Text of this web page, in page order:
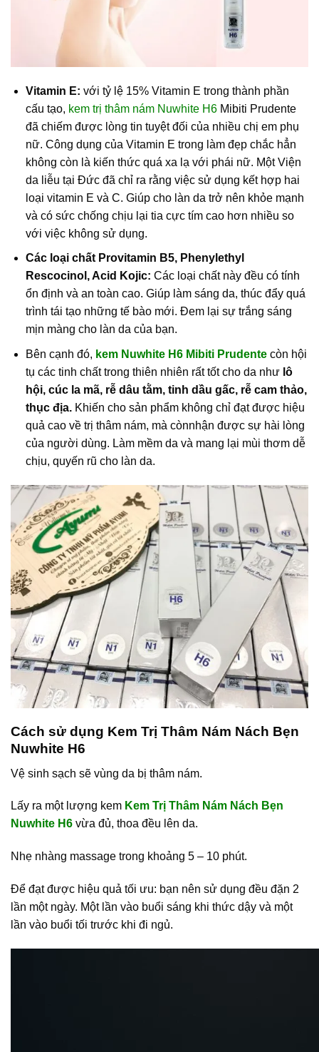
Vitamin E: với tỷ lệ 15% Vitamin E trong thành phần
cấu tạo, kem trị thâm nám Nuwhite H6 Mibiti Prudente
đã chiếm được lòng tin tuyệt đối của nhiều chị em phụ
nữ. Công dụng của Vitamin E trong làm đẹp chắc hẳn
không còn là kiến thức quá xa lạ với phái nữ. Một Viện
da liễu tại Đức đã chỉ ra rằng việc sử dụng kết hợp hai
loại vitamin E và C. Giúp cho làn da trở nên khỏe mạnh
và có sức chống chịu lại tia cực tím cao hơn nhiều so
với việc không sử dụng.
Các loại chất Provitamin B5, Phenylethyl
Rescocinol, Acid Kojic: Các loại chất này đều có tính
ổn định và an toàn cao. Giúp làm sáng da, thúc đẩy quá
trình tái tạo những tế bào mới. Đem lại sự trắng sáng
mịn màng cho làn da của bạn.
Bên cạnh đó, kem Nuwhite H6 Mibiti Prudente còn hội
tụ các tinh chất trong thiên nhiên rất tốt cho da như lô
hội, cúc la mã, rễ dâu tằm, tinh dầu gấc, rễ cam thảo,
thục địa.Khiến cho sản phẩm không chỉ đạt được hiệu
quả cao về trị thâm nám, mà cònnhận được sự hài lòng
của người dùng. Làm mềm da và mang lại mùi thơm dễ
chịu, quyến rũ cho làn da.
Cách sử dụng Kem Trị Thâm Nám Nách Bẹn
Nuwhite H6
Vệ sinh sạch sẽ vùng da bị thâm nám.
Lấy ra một lượng kem Kem Trị Thâm Nám Nách Bẹn
Nuwhite H6 vừa đủ, thoa đều lên da.
Nhẹ nhàng massage trong khoảng 5 – 10 phút.
Để đạt được hiệu quả tối ưu: bạn nên sử dụng đều đặn 2
lần một ngày. Một lần vào buổi sáng khi thức dậy và một
lần vào buổi tối trước khi đi ngủ.